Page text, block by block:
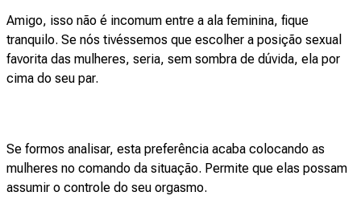
Amigo, isso não é incomum entre a ala feminina, fique
tranquilo. Se nós tivéssemos que escolher a posição sexual
favorita das mulheres, seria, sem sombra de dúvida, ela por
cima do seu par.
Se formos analisar, esta preferência acaba colocando as
mulheres no comando da situação. Permite que elas possam
assumir o controle do seu orgasmo.